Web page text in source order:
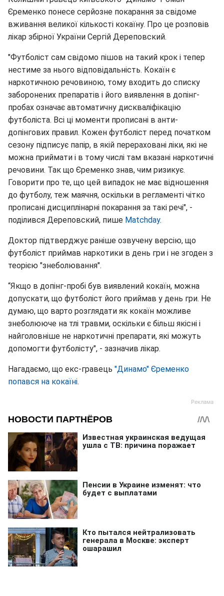
Єременко понесе серйозне покарання за свідоме
вживання великої кількості кокаїну. Про це розповів
лікар збірної України Сергій Дереповский.
"Футболіст сам свідомо пішов на такий крок і тепер
нестиме за нього відповідальність. Кокаїн є
наркотичною речовиною, тому входить до списку
заборонених препаратів і його виявлення в допінг-
пробах означає автоматичну дискваліфікацію
футболіста. Всі ці моменти прописані в анти-
допінгових правил. Кожен футболіст перед початком
сезону підписує папір, в якій перераховані ліки, які не
можна приймати і в тому числі там вказані наркотичні
речовини. Так що Єременко знав, чим ризикує.
Говорити про те, що цей випадок не має відношення
до футболу, теж маячня, оскільки в регламенті чітко
прописані дисциплінарні покарання за такі речі", -
поділився Дереповский, пише Matchday.
Доктор підтверджує раніше озвучену версію, що
футболіст приймав наркотики в день гри і не згоден з
теорією "знеболювання".
“Якщо в допінг-пробі був виявлений кокаїн, можна
допускати, що футболіст його приймав у день гри. Не
думаю, що варто розглядати як кокаїн можливе
знеболююче на тлі травми, оскільки є більш якісні і
найголовніше не наркотичні препарати, які можуть
допомогти футболісту", - зазначив лікар.
Нагадаємо, що екс-гравець "Динамо" Єременко
попався на кокаїні.